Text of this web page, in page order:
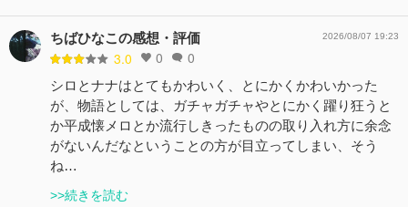
ちばひなこの感想・評価
3.0 0 0
2026/08/07 19:23
シロとナナはとてもかわいく、とにかくかわいかった
が、物語としては、ガチャガチャやとにかく躍り狂うと
か平成懐メロとか流行しきったものの取り入れ方に余念
がないんだなということの方が目立ってしまい、そう
ね…
>>続きを読む